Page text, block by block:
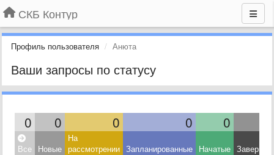
СКБ Контур
Профиль пользователя Анюта
Ваши запросы по статусу
0 0 0 0 0
Все Новые
На
рассмотрении Запланированные Начатые